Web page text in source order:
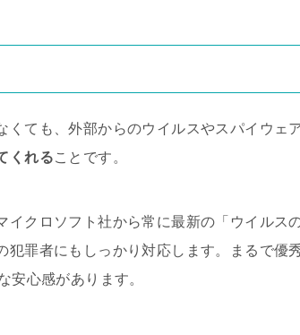
ても、外部からのウイルスやスパイウェ
くれることです。
クロソフト社から常に最新の「ウイルス
罪者にもしっかり対応します。まるで優
安心感があります。